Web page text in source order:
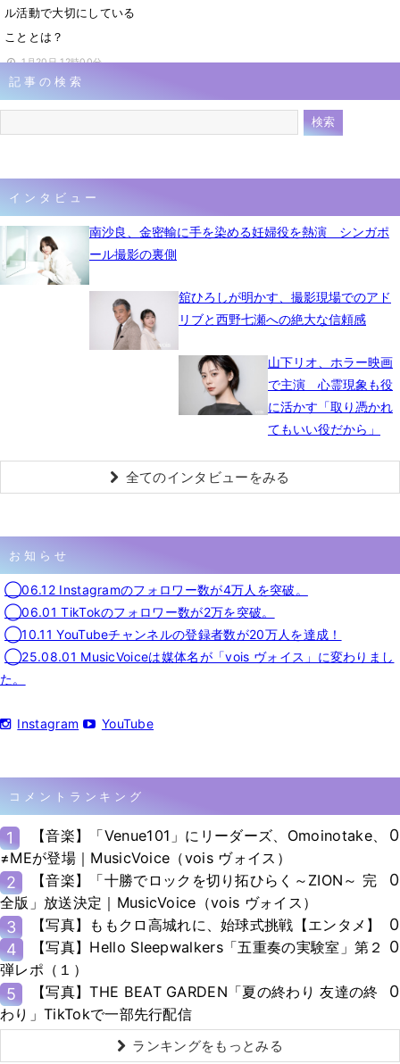
ル活動で大切にしている
こととは？
1月20日 12時00分
記事の検索
インタビュー
南沙良、金密輸に手を染める妊婦役を熱演 シンガポ
ール撮影の裏側
舘ひろしが明かす、撮影現場でのアド
リブと西野七瀬への絶大な信頼感
山下リオ、ホラー映画
で主演 心霊現象も役
に活かす「取り憑かれ
てもいい役だから」
全てのインタビューをみる
お知らせ
◯06.12 Instagramのフォロワー数が4万人を突破。
◯06.01 TikTokのフォロワー数が2万を突破。
◯10.11 YouTubeチャンネルの登録者数が20万人を達成！
◯25.08.01 MusicVoiceは媒体名が「vois ヴォイス」に変わりまし
た。
Instagram YouTube
コメントランキング
1
【音楽】「Venue101」にリーダーズ、Omoinotake、
≠MEが登場｜MusicVoice（vois ヴォイス）
0
2
【音楽】「十勝でロックを切り拓ひらく～ZION～ 完
全版」放送決定｜MusicVoice（vois ヴォイス）
0
3 【写真】ももクロ高城れに、始球式挑戦【エンタメ】
0
4
【写真】Hello Sleepwalkers「五重奏の実験室」第２
弾レポ（１）
0
5
【写真】THE BEAT GARDEN「夏の終わり 友達の終
わり」TikTokで一部先行配信
0
ランキングをもっとみる